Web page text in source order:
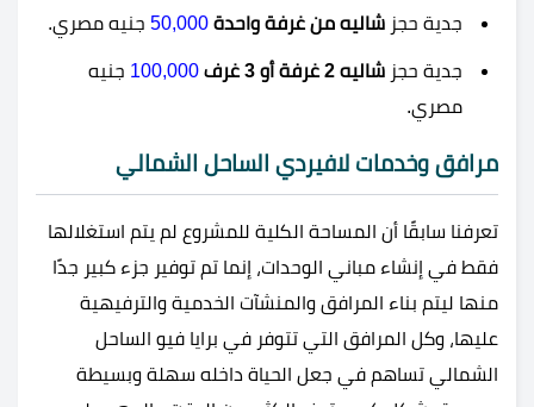
جدية حجز شاليه من غرفة واحدة 50,000 جنيه مصري.
جدية حجز شاليه 2 غرفة أو 3 غرف 100,000 جنيه
مصري.
مرافق وخدمات لافيردي الساحل الشمالي
تعرفنا سابقًا أن المساحة الكلية للمشروع لم يتم استغلالها
فقط في إنشاء مباني الوحدات، إنما تم توفير جزء كبير جدًا
منها ليتم بناء المرافق والمنشآت الخدمية والترفيهية
عليها، وكل المرافق التي تتوفر في برايا فيو الساحل
الشمالي تساهم في جعل الحياة داخله سهلة وبسيطة